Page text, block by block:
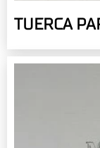
TUERCA